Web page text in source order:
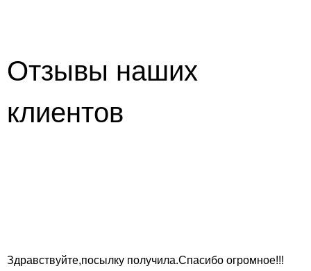
Отзывы наших
клиентов
Здравствуйте,посылку получила.Спасибо огромное!!!